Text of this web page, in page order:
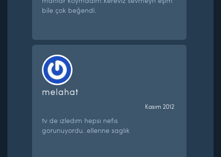
bile çok beğendi.
melahat
Kasım 2012
tv de ızledım hepsı nefıs
gorunuyordu..ellerıne saglık